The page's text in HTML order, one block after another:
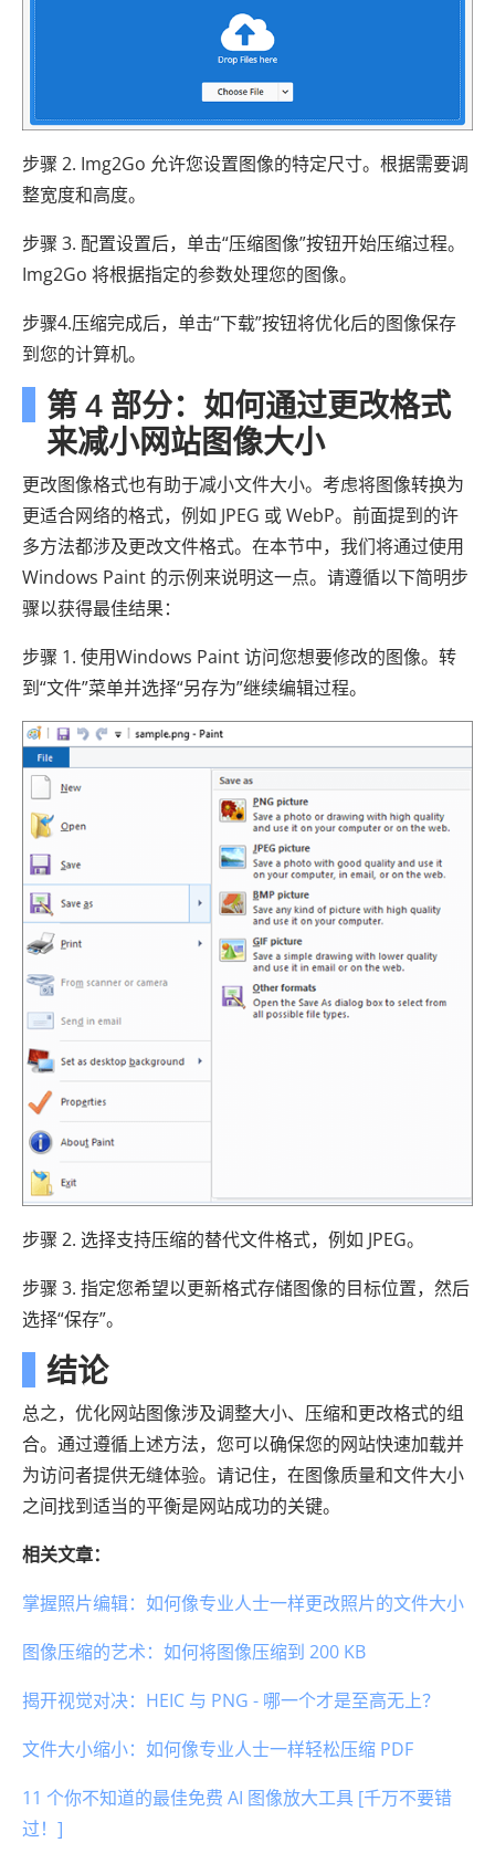
步骤 2. Img2Go 允许您设置图像的特定尺寸。根据需要调
整宽度和高度。
步骤 3. 配置设置后，单击“压缩图像”按钮开始压缩过程。
Img2Go 将根据指定的参数处理您的图像。
步骤4.压缩完成后，单击“下载”按钮将优化后的图像保存
到您的计算机。
第 4 部分：如何通过更改格式
来减小网站图像大小
更改图像格式也有助于减小文件大小。考虑将图像转换为
更适合网络的格式，例如 JPEG 或 WebP。前面提到的许
多方法都涉及更改文件格式。在本节中，我们将通过使用
Windows Paint 的示例来说明这一点。请遵循以下简明步
骤以获得最佳结果：
步骤 1. 使用Windows Paint 访问您想要修改的图像。转
到“文件”菜单并选择“另存为”继续编辑过程。
步骤 2. 选择支持压缩的替代文件格式，例如 JPEG。
步骤 3. 指定您希望以更新格式存储图像的目标位置，然后
选择“保存”。
结论
总之，优化网站图像涉及调整大小、压缩和更改格式的组
合。通过遵循上述方法，您可以确保您的网站快速加载并
为访问者提供无缝体验。请记住，在图像质量和文件大小
之间找到适当的平衡是网站成功的关键。
相关文章：
掌握照片编辑：如何像专业人士一样更改照片的文件大小
图像压缩的艺术：如何将图像压缩到 200 KB
揭开视觉对决：HEIC 与 PNG - 哪一个才是至高无上？
文件大小缩小：如何像专业人士一样轻松压缩 PDF
11 个你不知道的最佳免费 AI 图像放大工具 [千万不要错
过！]